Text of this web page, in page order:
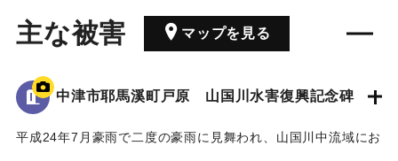
主な被害 マップを見る
中津市耶馬溪町戸原 山国川水害復興記念碑
平成24年7月豪雨で二度の豪雨に見舞われ、山国川中流域にお